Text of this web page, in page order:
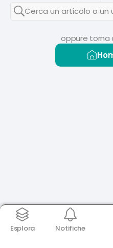
Esplora Notifiche
Cerca un articolo o un
oppure torna